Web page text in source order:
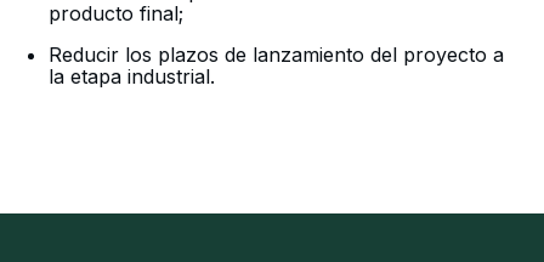
producto final;
Reducir los plazos de lanzamiento del proyecto a
la etapa industrial.